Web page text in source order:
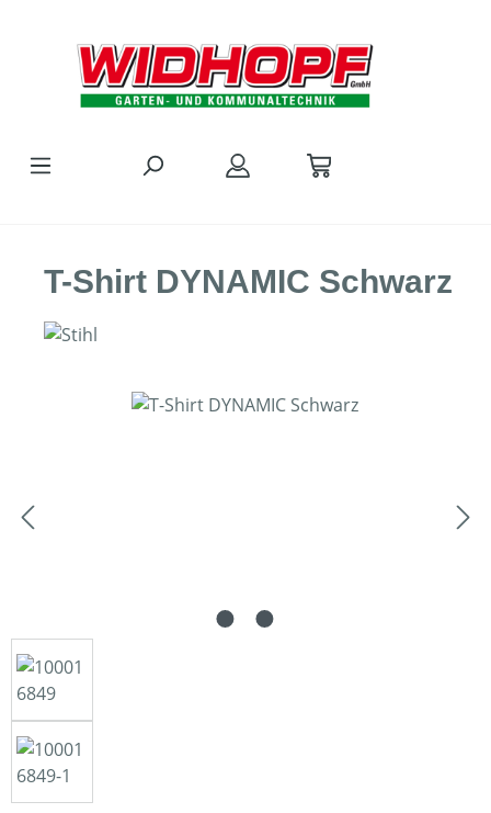
T-Shirt DYNAMIC Schwarz
Bildergalerie überspringen